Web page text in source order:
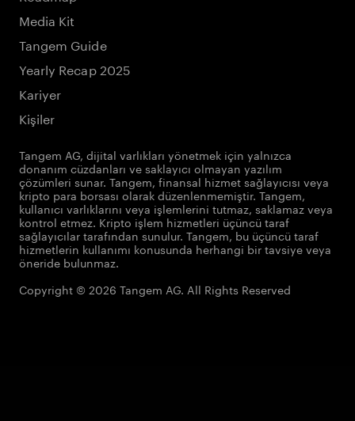
Media Kit
Tangem Guide
Yearly Recap 2025
Kariyer
Kişiler
Tangem AG, dijital varlıkları yönetmek için yalnızca
donanım cüzdanları ve saklayıcı olmayan yazılım
çözümleri sunar. Tangem, finansal hizmet sağlayıcısı veya
kripto para borsası olarak düzenlenmemiştir. Tangem,
kullanıcı varlıklarını veya işlemlerini tutmaz, saklamaz veya
kontrol etmez. Kripto işlem hizmetleri üçüncü taraf
sağlayıcılar tarafından sunulur. Tangem, bu üçüncü taraf
hizmetlerin kullanımı konusunda herhangi bir tavsiye veya
öneride bulunmaz.